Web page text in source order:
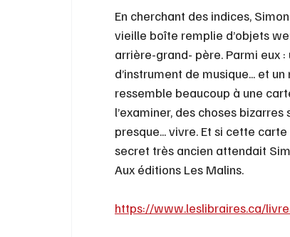
En cherchant des indices,
vieille boîte remplie d’objets
arrière-grand- père. Parmi eux
d’instrument de musique... et
ressemble beaucoup à une
l’examiner, des choses
presque... vivre. Et si cette
secret très ancien attendait
Aux éditions Les Malins.
https://www.leslibraires.ca/